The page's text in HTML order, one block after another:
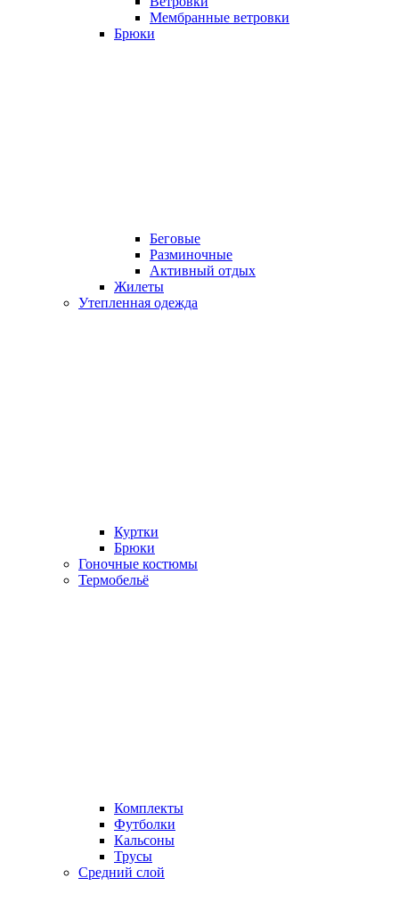
Мембранные ветровки
Брюки
Беговые
Разминочные
Активный отдых
Жилеты
Утепленная одежда
Куртки
Брюки
Гоночные костюмы
Термобельё
Комплекты
Футболки
Кальсоны
Трусы
Средний слой